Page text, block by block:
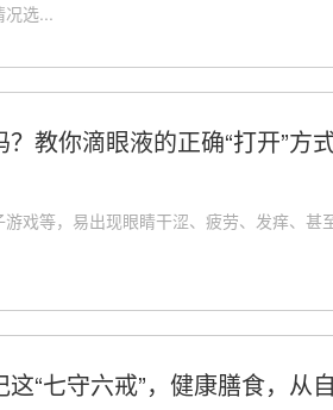
况选...
教你滴眼液的正确“打开”方
戏等，易出现眼睛干涩、疲劳、发痒、
“七守六戒”，健康膳食，从